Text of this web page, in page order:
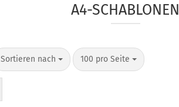
A4-SCHABLONEN
Sortieren nach
Sortieren nach 100 pro Seite
pro Seite